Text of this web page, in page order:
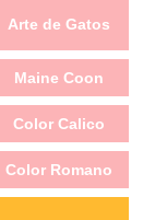
Arte de Gatos
Maine Coon
Color Calico
Color Romano